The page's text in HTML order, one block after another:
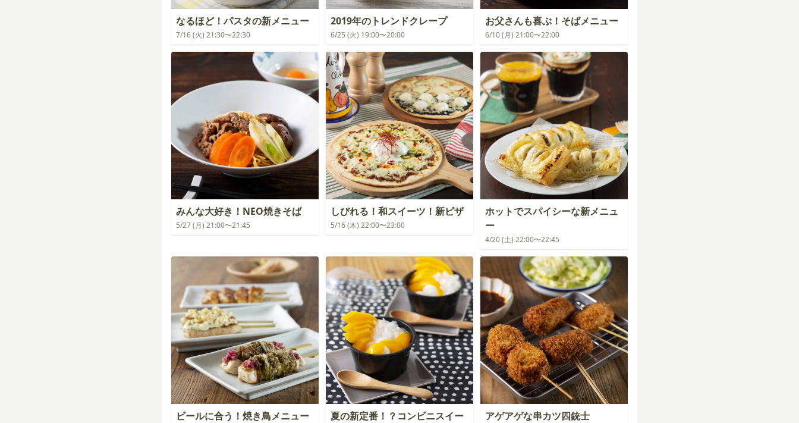
なるほど！パスタの新メニュー
7/16 (火) 21:30〜22:30
2019年のトレンドクレープ
6/25 (火) 19:00〜20:00
お父さんも喜ぶ！そばメニュー
6/10 (月) 21:00〜22:00
みんな大好き！NEO焼きそば
5/27 (月) 21:00〜21:45
しびれる！和スイーツ！新ピザ
5/16 (木) 22:00〜23:00
ホットでスパイシーな新メニュ
ー
4/20 (土) 22:00〜22:45
ビールに合う！焼き鳥メニュー
夏の新定番！？コンビニスイー
アゲアゲな串カツ四銃士